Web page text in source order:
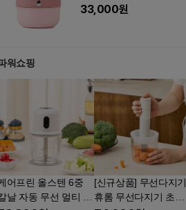
33,000원
워쇼핑
어프린 올스텐 6중
날 자동 무선 멀티 야
[신규상품] 무선다지기
휴롬 무선다지기 초퍼